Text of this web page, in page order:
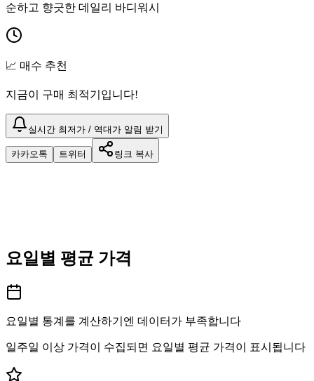
순하고 향긋한 데일리 바디워시
📈 매수 추천
지금이 구매 최적기입니다!
실시간 최저가 / 역대가 알림 받기
카카오톡 트위터 링크 복사
요일별 평균 가격
요일별 통계를 계산하기엔 데이터가 부족합니다
일주일 이상 가격이 수집되면 요일별 평균 가격이 표시됩니다